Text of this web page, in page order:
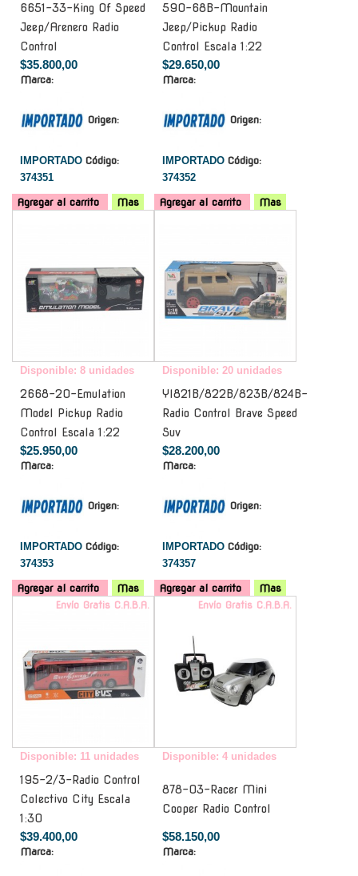
6651-33-King Of Speed
Jeep/Arenero Radio
Control
$35.800,00
Marca:
Origen:
IMPORTADO Código:
374351
Agregar al carrito Mas
590-68B-Mountain
Jeep/Pickup Radio
Control Escala 1:22
$29.650,00
Marca:
Origen:
IMPORTADO Código:
374352
Agregar al carrito
Mas
Disponible: 8 unidades
2668-20-Emulation
Model Pickup Radio
Control Escala 1:22
$25.950,00
Marca:
Origen:
IMPORTADO Código:
374353
Agregar al carrito Mas
Disponible: 20 unidades
Yl821B/822B/823B/824B-
Radio Control Brave Speed
Suv
$28.200,00
Marca:
Origen:
IMPORTADO Código:
374357
Agregar al carrito
Mas
Envío Gratis C.A.B.A.
Disponible: 11 unidades
195-2/3-Radio Control
Colectivo City Escala
1:30
$39.400,00
Marca:
Envío Gratis C.A.B.A.
Disponible: 4 unidades
878-03-Racer Mini
Cooper Radio Control
$58.150,00
Marca: